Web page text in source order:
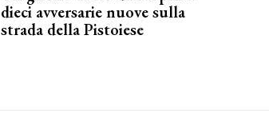
dieci avversarie nuove sulla
strada della Pistoiese